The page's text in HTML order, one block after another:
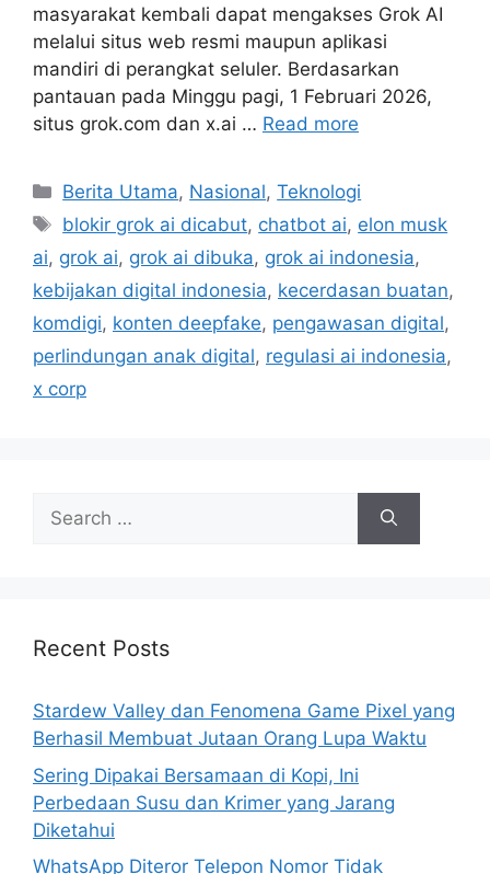
masyarakat kembali dapat mengakses Grok AI
melalui situs web resmi maupun aplikasi
mandiri di perangkat seluler. Berdasarkan
pantauan pada Minggu pagi, 1 Februari 2026,
situs grok.com dan x.ai … Read more
C
a
e
g
o
r
i
Berita Utama, Nasional,Teknologi
T
a
g
s
blokir grok ai dicabut, chatbot ai, elon musk
ai, grok ai, grok ai dibuka, grok ai indonesia,
kebijakan digital indonesia, kecerdasan buatan,
komdigi, konten deepfake, pengawasan digital,
perlindungan anak digital, regulasi ai indonesia,
x corp
h
r
:
Recent Posts
Stardew Valley dan Fenomena Game Pixel yang
Berhasil Membuat Jutaan Orang Lupa Waktu
Sering Dipakai Bersamaan di Kopi, Ini
Perbedaan Susu dan Krimer yang Jarang
Diketahui
WhatsApp Diteror Telepon Nomor Tidak